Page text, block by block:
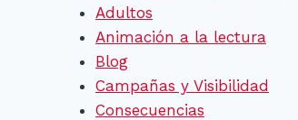
Adultos
Animación a la lectura
Blog
Campañas y Visibilidad
Consecuencias